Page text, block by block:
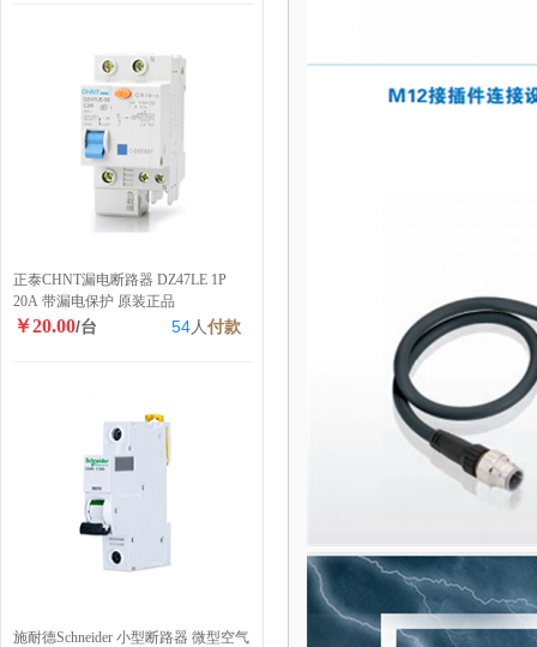
正泰CHNT漏电断路器 DZ47LE 1P
20A 带漏电保护 原装正品
￥20.00/台 54人付款
施耐德Schneider 小型断路器 微型空气